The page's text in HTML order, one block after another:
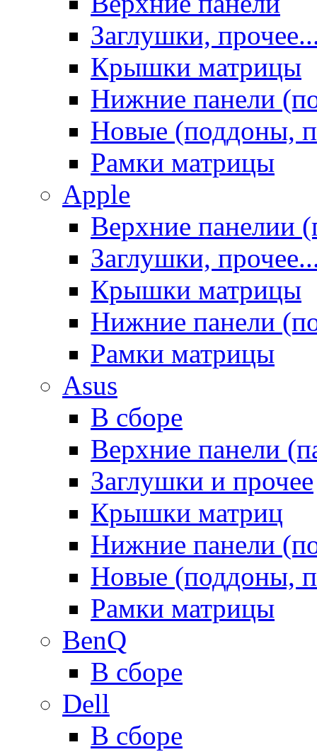
Заглушки,
Крышки матрицы
Нижние панели
Новые (поддоны,
Рамки матрицы
Apple
Верхние панелии
Заглушки,
Крышки матрицы
Нижние панели
Рамки матрицы
Asus
В сборе
Верхние панели
Заглушки и прочее
Крышки матриц
Нижние панели
Новые (поддоны,
Рамки матрицы
BenQ
В сборе
Dell
В сборе